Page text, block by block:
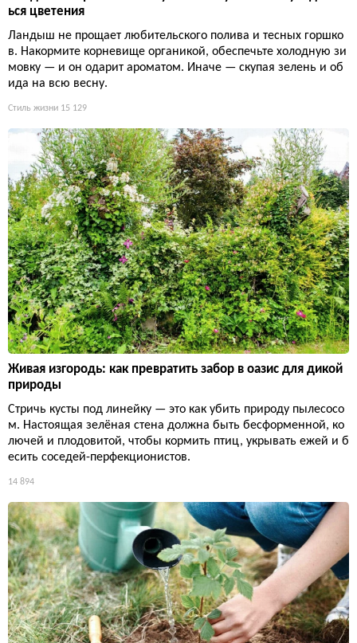
ься цветения
Ландыш не прощает любительского полива и тесных горшко
в. Накормите корневище органикой, обеспечьте холодную зи
мовку — и он одарит ароматом. Иначе — скупая зелень и об
ида на всю весну.
Стиль жизни 15 129
Живая изгородь: как превратить забор в оазис для дикой
природы
Стричь кусты под линейку — это как убить природу пылесосо
м. Настоящая зелёная стена должна быть бесформенной, ко
лючей и плодовитой, чтобы кормить птиц, укрывать ежей и б
есить соседей-перфекционистов.
14 894